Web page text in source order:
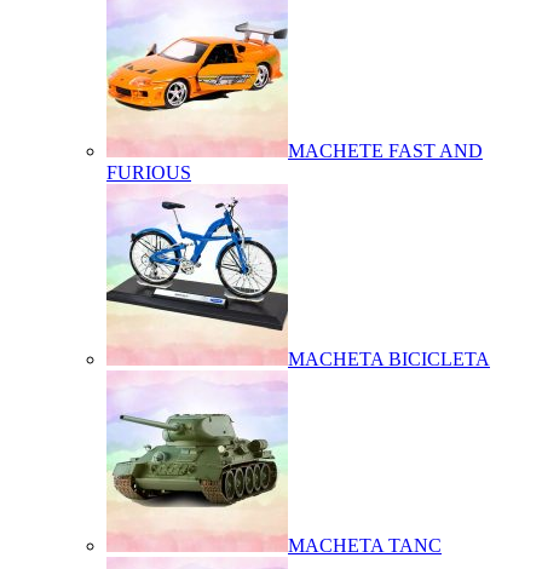
MACHETE FAST AND
FURIOUS
MACHETA BICICLETA
MACHETA TANC